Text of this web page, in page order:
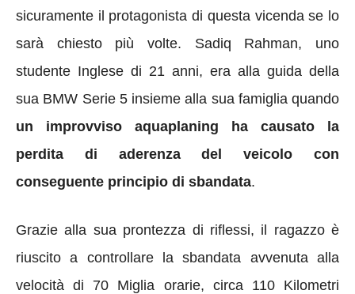
sicuramente il protagonista di questa vicenda se lo
sarà chiesto più volte. Sadiq Rahman, uno
studente Inglese di 21 anni, era alla guida della
sua BMW Serie 5 insieme alla sua famiglia quando
un improvviso aquaplaning ha causato la
perdita di aderenza del veicolo con
conseguente principio di sbandata.
Grazie alla sua prontezza di riflessi, il ragazzo è
riuscito a controllare la sbandata avvenuta alla
velocità di 70 Miglia orarie, circa 110 Kilometri